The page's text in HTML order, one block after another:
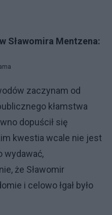
Sławomira Mentzena:
zaczynam od
kłamstwa
dopuścił się
kwestia wcale nie jest
wydawać,
że Sławomir
i celowo łgał było